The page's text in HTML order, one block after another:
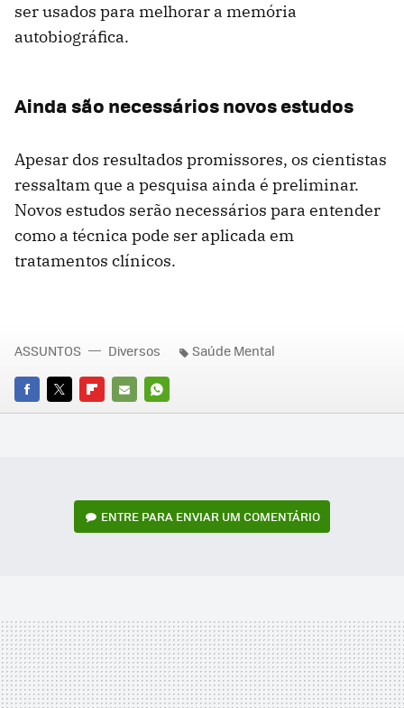
ser usados para melhorar a memória
autobiográfica.
Ainda são necessários novos estudos
Apesar dos resultados promissores, os cientistas
ressaltam que a pesquisa ainda é preliminar.
Novos estudos serão necessários para entender
como a técnica pode ser aplicada em
tratamentos clínicos.
FACEBOOK
TWITTERFLIPBOARD
E-
WHATSAPP
ASSUNTOS Diversos Saúde Mental
ENTRE PARA ENVIAR UM COMENTÁRIO